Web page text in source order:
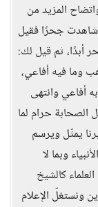
المزيد من
شاهدت جحرًا فقيل
أبدًا، ثم قيل لك:
وما فيه أفاعي،
أفاعي وانتهى
الصحابة حرام لما
يمثّل ويرسم
وبما لا
كالشيخ
ونستغلّ الإعلام